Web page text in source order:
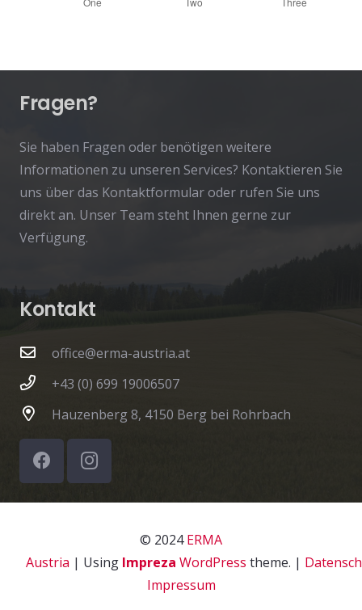
Fragen?
Sie haben Fragen oder benötigen weitere
Informationen zu unseren Services? Kontaktieren Sie
uns über das Kontaktformular oder rufen Sie uns
direkt an. Unser Team steht Ihnen gerne zur
Verfügung.
Kontakt
office@erma-austria.at
+43 (0) 699 19006507
Hauzenberg 8, 4150 Berg bei Rohrbach
© 2024ERMA
Austria | Using Impreza WordPress theme. |
Impressum